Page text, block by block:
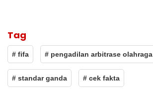
Tag
# fifa # pengadilan arbitrase olahraga
# standar ganda # cek fakta